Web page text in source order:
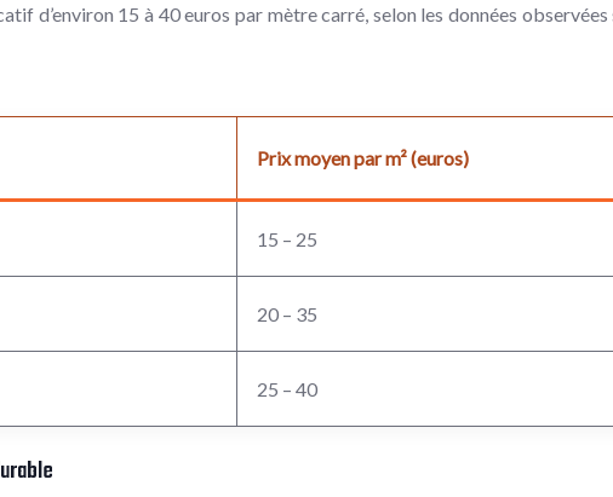
d’environ 15 à 40 euros par mètre carré, selon les données
Prix moyen par m² (euros)
15 – 25
20 – 35
25 – 40